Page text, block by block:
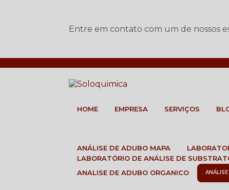
Entre em contato com um de nossos
HOME EMPRESA SERVIÇOS
ANÁLISE DE ADUBO MAPA
LABORATÓRIO DE ANÁLISE DE
ANALISE DE ADUBO ORGANICO